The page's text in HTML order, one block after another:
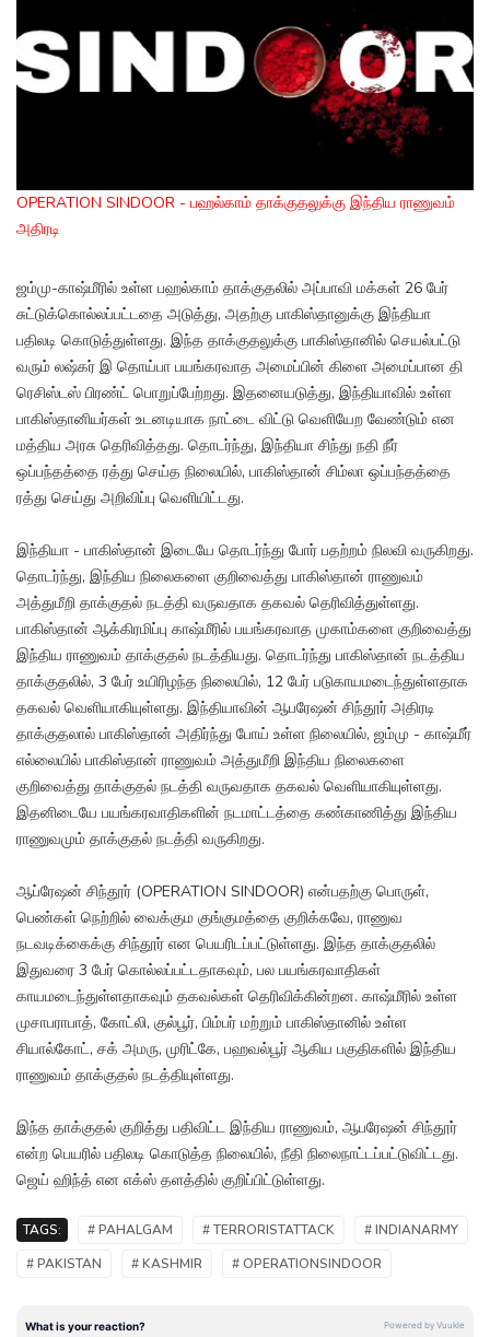
OPERATION SINDOOR - பஹல்காம் தாக்குதலுக்கு இந்திய ராணுவம்
அதிரடி
ஜம்மு-காஷ்மீரில் உள்ள பஹல்காம் தாக்குதலில் அப்பாவி மக்கள் 26 பேர்
சுட்டுக்கொல்லப்பட்டதை அடுத்து, அதற்கு பாகிஸ்தானுக்கு இந்தியா
பதிலடி கொடுத்துள்ளது. இந்த தாக்குதலுக்கு பாகிஸ்தானில் செயல்பட்டு
வரும் லஷ்கர் இ தொய்பா பயங்கரவாத அமைப்பின் கிளை அமைப்பான தி
ரெசிஸ்டஸ் பிரண்ட் பொறுப்பேற்றது. இதனையடுத்து, இந்தியாவில் உள்ள
பாகிஸ்தானியர்கள் உடனடியாக நாட்டை விட்டு வெளியேற வேண்டும் என
மத்திய அரசு தெரிவித்தது. தொடர்ந்து, இந்தியா சிந்து நதி நீர்
ஒப்பந்தத்தை ரத்து செய்த நிலையில், பாகிஸ்தான் சிம்லா ஒப்பந்தத்தை
ரத்து செய்து அறிவிப்பு வெளியிட்டது.
இந்தியா - பாகிஸ்தான் இடையே தொடர்ந்து போர் பதற்றம் நிலவி வருகிறது.
தொடர்ந்து, இந்திய நிலைகளை குறிவைத்து பாகிஸ்தான் ராணுவம்
அத்துமீறி தாக்குதல் நடத்தி வருவதாக தகவல் தெரிவித்துள்ளது.
பாகிஸ்தான் ஆக்கிரமிப்பு காஷ்மீரில் பயங்கரவாத முகாம்களை குறிவைத்து
இந்திய ராணுவம் தாக்குதல் நடத்தியது. தொடர்ந்து பாகிஸ்தான் நடத்திய
தாக்குதலில், 3 பேர் உயிரிழந்த நிலையில், 12 பேர் படுகாயமடைந்துள்ளதாக
தகவல் வெளியாகியுள்ளது. இந்தியாவின் ஆபரேஷன் சிந்தூர் அதிரடி
தாக்குதலால் பாகிஸ்தான் அதிர்ந்து போய் உள்ள நிலையில், ஜம்மு - காஷ்மீர்
எல்லையில் பாகிஸ்தான் ராணுவம் அத்துமீறி இந்திய நிலைகளை
குறிவைத்து தாக்குதல் நடத்தி வருவதாக தகவல் வெளியாகியுள்ளது.
இதனிடையே பயங்கரவாதிகளின் நடமாட்டத்தை கண்காணித்து இந்திய
ராணுவமும் தாக்குதல் நடத்தி வருகிறது.
ஆப்ரேஷன் சிந்தூர் (OPERATION SINDOOR) என்பதற்கு பொருள்,
பெண்கள் நெற்றில் வைக்கும குங்குமத்தை குறிக்கவே, ராணுவ
நடவடிக்கைக்கு சிந்தூர் என பெயரிடப்பட்டுள்ளது. இந்த தாக்குதலில்
இதுவரை 3 பேர் கொல்லப்பட்டதாகவும், பல பயங்கரவாதிகள்
காயமடைந்துள்ளதாகவும் தகவல்கள் தெரிவிக்கின்றன. காஷ்மீரில் உள்ள
முசாபராபாத், கோட்லி, குல்பூர், பிம்பர் மற்றும் பாகிஸ்தானில் உள்ள
சியால்கோட், சக் அமரு, முரிட்கே, பஹவல்பூர் ஆகிய பகுதிகளில் இந்திய
ராணுவம் தாக்குதல் நடத்தியுள்ளது.
இந்த தாக்குதல் குறித்து பதிவிட்ட இந்திய ராணுவம், ஆபரேஷன் சிந்தூர்
என்ற பெயரில் பதிலடி கொடுத்த நிலையில், நீதி நிலைநாட்டப்பட்டுவிட்டது.
ஜெய் ஹிந்த் என எக்ஸ் தளத்தில் குறிப்பிட்டுள்ளது.
TAGS: # PAHALGAM # TERRORISTATTACK
# INDIANARMY
# PAKISTAN
# KASHMIR # OPERATIONSINDOOR